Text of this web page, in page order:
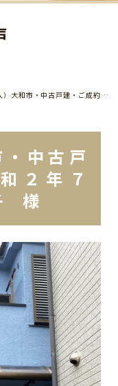
（ご購入）大和市・中古戸建・ご成約（令和２年７月） 山下 由紀子 様
・中古戸
２年７
様